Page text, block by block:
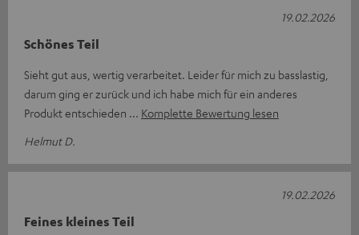
Schönes Teil
Sieht gut aus, wertig verarbeitet. Leider für mich zu basslastig,
darum ging er zurück und ich habe mich für ein anderes
Produkt entschieden
Komplette Bewertung lesen
Helmut D.
19.02.2026
Feines kleines Teil
19.02.2026